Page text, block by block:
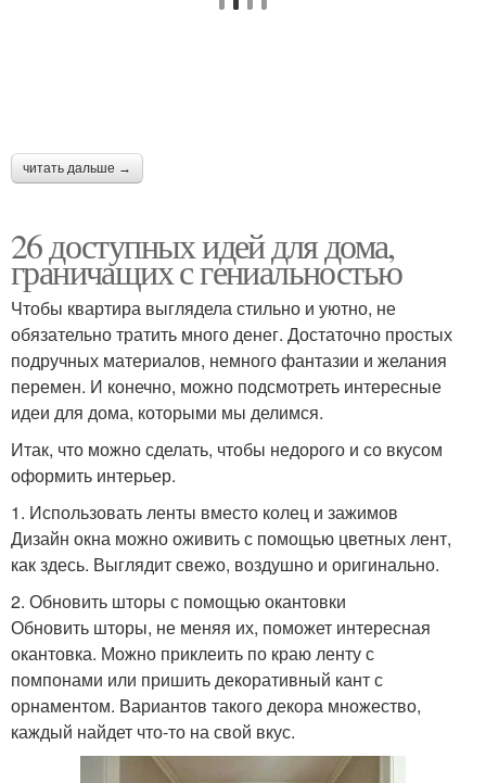
читать дальше →
26 доступных идей для дома,
граничащих с гениальностью
Чтобы квартира выглядела стильно и уютно, не
обязательно тратить много денег. Достаточно простых
подручных материалов, немного фантазии и желания
перемен. И конечно, можно подсмотреть интересные
идеи для дома, которыми мы делимся.
Итак, что можно сделать, чтобы недорого и со вкусом
оформить интерьер.
1. Использовать ленты вместо колец и зажимов
Дизайн окна можно оживить с помощью цветных лент,
как здесь. Выглядит свежо, воздушно и оригинально.
2. Обновить шторы с помощью окантовки
Обновить шторы, не меняя их, поможет интересная
окантовка. Можно приклеить по краю ленту с
помпонами или пришить декоративный кант с
орнаментом. Вариантов такого декора множество,
каждый найдет что-то на свой вкус.